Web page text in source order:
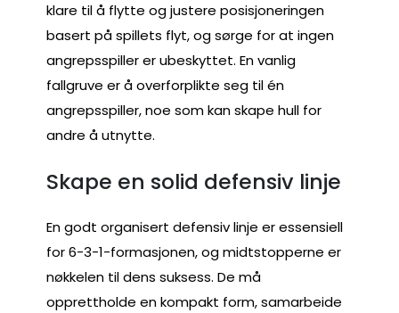
klare til å flytte og justere posisjoneringen
basert på spillets flyt, og sørge for at ingen
angrepsspiller er ubeskyttet. En vanlig
fallgruve er å overforplikte seg til én
angrepsspiller, noe som kan skape hull for
andre å utnytte.
Skape en solid defensiv linje
En godt organisert defensiv linje er essensiell
for 6-3-1-formasjonen, og midtstopperne er
nøkkelen til dens suksess. De må
opprettholde en kompakt form, samarbeide